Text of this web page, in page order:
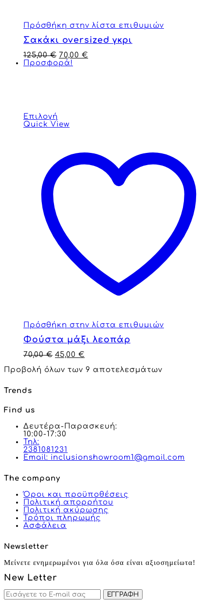
Πρόσθήκη στην λίστα επιθυμιών
Σακάκι oversized γκρι
125,00€ 70,00 €
Προσφορά!
Επιλογή
Quick View
Πρόσθήκη στην λίστα επιθυμιών
Φούστα μάξι λεοπάρ
70,00€ 45,00 €
Προβολή όλων των 9 αποτελεσμάτων
Trends
Find us
Δευτέρα-Παρασκευή:
10:00-17:30
Τηλ:
2381081231
Email: inclusionshowroom1@gmail.com
The company
Όροι και προϋποθέσεις
Πολιτική απορρήτου
Πολιτική ακύρωσης
Τρόποι πληρωμής
Ασφάλεια
Newsletter
Μείνετε ενημερωμένοι για όλα όσα είναι αξιοσημείωτα!
New Letter
ΕΓΓΡΑΦΗ